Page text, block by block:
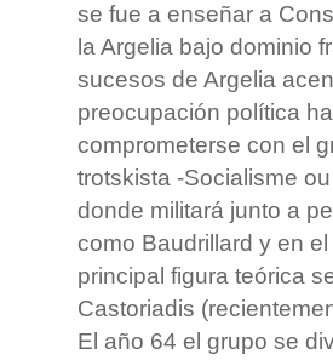
se fue a enseñar a
la Argelia bajo dominio
sucesos de Argelia
preocupación política
comprometerse con el
trotskista -Socialisme
donde militará junto a
como Baudrillard y en
principal figura teórica
Castoriadis
El año 64 el grupo se